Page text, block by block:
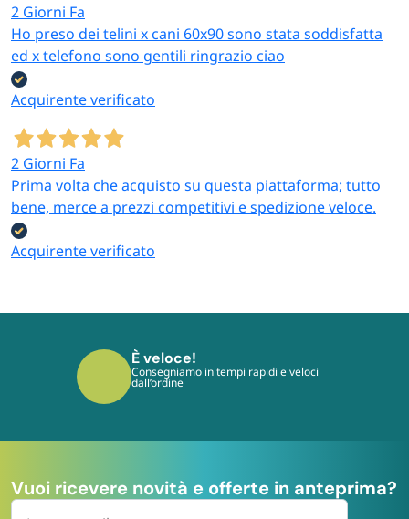
2 Giorni Fa
Ho preso dei telini x cani 60x90 sono stata soddisfatta
ed x telefono sono gentili ringrazio ciao
Acquirente verificato
2 Giorni Fa
Prima volta che acquisto su questa piattaforma; tutto
bene, merce a prezzi competitivi e spedizione veloce.
Acquirente verificato
È veloce!
Consegniamo in tempi rapidi e veloci
dall’ordine
Vuoi ricevere novità e offerte in anteprima?